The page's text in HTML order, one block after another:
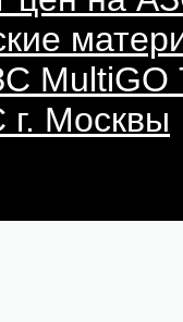
Москвы